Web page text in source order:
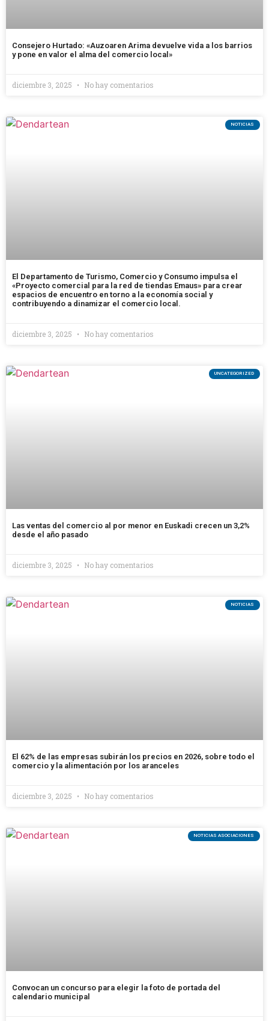
Consejero Hurtado: «Auzoaren Arima devuelve vida a los barrios
y pone en valor el alma del comercio local»
diciembre 3, 2025 No hay comentarios
NOTICIAS
El Departamento de Turismo, Comercio y Consumo impulsa el
«Proyecto comercial para la red de tiendas Emaus» para crear
espacios de encuentro en torno a la economía social y
contribuyendo a dinamizar el comercio local.
diciembre 3, 2025 No hay comentarios
UNCATEGORIZED
Las ventas del comercio al por menor en Euskadi crecen un 3,2%
desde el año pasado
diciembre 3, 2025 No hay comentarios
NOTICIAS
El 62% de las empresas subirán los precios en 2026, sobre todo el
comercio y la alimentación por los aranceles
diciembre 3, 2025 No hay comentarios
NOTICIAS ASOCIACIONES
Convocan un concurso para elegir la foto de portada del
calendario municipal